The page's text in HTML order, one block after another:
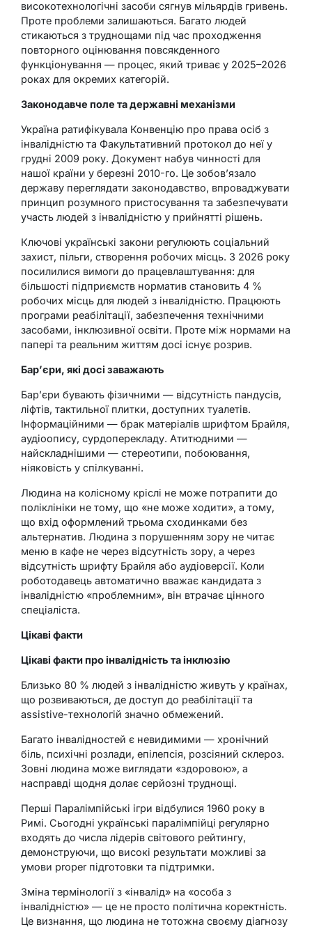
високотехнологічні засоби сягнув мільярдів гривень.
Проте проблеми залишаються. Багато людей
стикаються з труднощами під час проходження
повторного оцінювання повсякденного
функціонування — процес, який триває у 2025–2026
роках для окремих категорій.
Законодавче поле та державні механізми
Україна ратифікувала Конвенцію про права осіб з
інвалідністю та Факультативний протокол до неї у
грудні 2009 року. Документ набув чинності для
нашої країни у березні 2010-го. Це зобов’язало
державу переглядати законодавство, впроваджувати
принцип розумного пристосування та забезпечувати
участь людей з інвалідністю у прийнятті рішень.
Ключові українські закони регулюють соціальний
захист, пільги, створення робочих місць. З 2026 року
посилилися вимоги до працевлаштування: для
більшості підприємств норматив становить 4 %
робочих місць для людей з інвалідністю. Працюють
програми реабілітації, забезпечення технічними
засобами, інклюзивної освіти. Проте між нормами на
папері та реальним життям досі існує розрив.
Бар’єри, які досі заважають
Бар’єри бувають фізичними — відсутність пандусів,
ліфтів, тактильної плитки, доступних туалетів.
Інформаційними — брак матеріалів шрифтом Брайля,
аудіоопису, сурдоперекладу. Атитюдними —
найскладнішими — стереотипи, побоювання,
ніяковість у спілкуванні.
Людина на колісному кріслі не може потрапити до
поліклініки не тому, що «не може ходити», а тому,
що вхід оформлений трьома сходинками без
альтернатив. Людина з порушенням зору не читає
меню в кафе не через відсутність зору, а через
відсутність шрифту Брайля або аудіоверсії. Коли
роботодавець автоматично вважає кандидата з
інвалідністю «проблемним», він втрачає цінного
спеціаліста.
Цікаві факти
Цікаві факти про інвалідність та інклюзію
Близько 80 % людей з інвалідністю живуть у країнах,
що розвиваються, де доступ до реабілітації та
assistive-технологій значно обмежений.
Багато інвалідностей є невидимими — хронічний
біль, психічні розлади, епілепсія, розсіяний склероз.
Зовні людина може виглядати «здоровою», а
насправді щодня долає серйозні труднощі.
Перші Паралімпійські ігри відбулися 1960 року в
Римі. Сьогодні українські паралімпійці регулярно
входять до числа лідерів світового рейтингу,
демонструючи, що високі результати можливі за
умови proper підготовки та підтримки.
Зміна термінології з «інвалід» на «особа з
інвалідністю» — це не просто політична коректність.
Це визнання, що людина не тотожна своєму діагнозу